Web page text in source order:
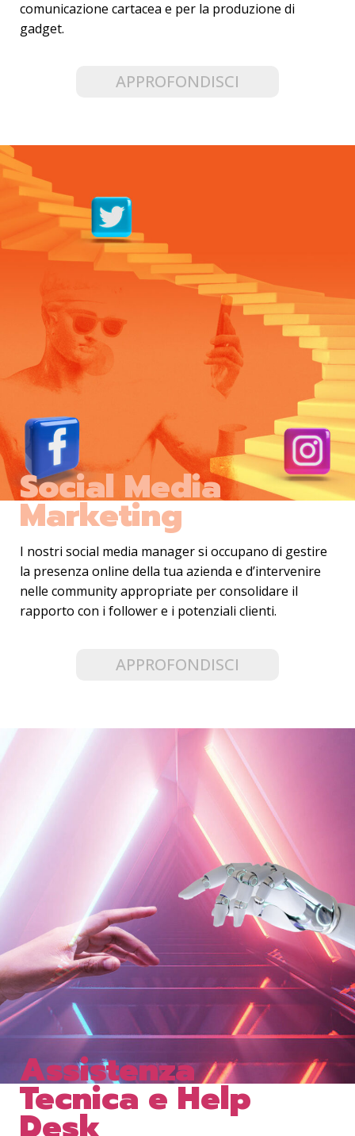
comunicazione cartacea e per la produzione di
gadget.
APPROFONDISCI
Social Media
Marketing
I nostri social media manager si occupano di gestire
la presenza online della tua azienda e d’intervenire
nelle community appropriate per consolidare il
rapporto con i follower e i potenziali clienti.
APPROFONDISCI
Assistenza
Tecnica e Help